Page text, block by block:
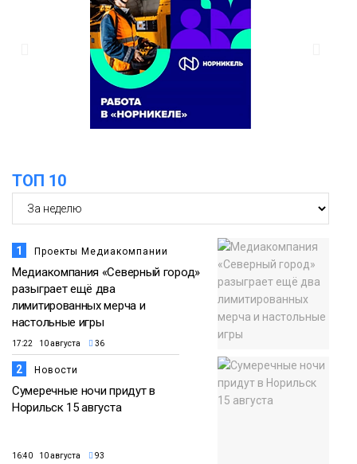
ТОП 10
1 Проекты Медиакомпании
Медиакомпания «Северный город»
разыграет ещё два
лимитированных мерча и
настольные игры
17:22 10 августа 36
2 Новости
Сумеречные ночи придут в
Норильск 15 августа
16:40 10 августа 93